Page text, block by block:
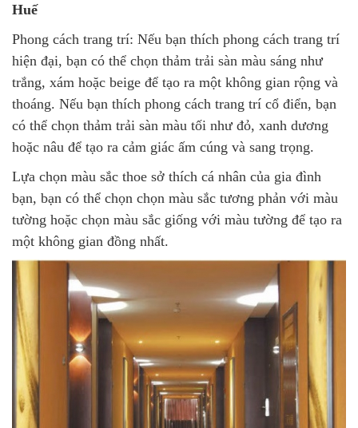
Huế
Phong cách trang trí: Nếu bạn thích phong cách trang trí
hiện đại, bạn có thể chọn thảm trải sàn màu sáng như
trắng, xám hoặc beige để tạo ra một không gian rộng và
thoáng. Nếu bạn thích phong cách trang trí cổ điển, bạn
có thể chọn thảm trải sàn màu tối như đỏ, xanh dương
hoặc nâu để tạo ra cảm giác ấm cúng và sang trọng.
Lựa chọn màu sắc thoe sở thích cá nhân của gia đình
bạn, bạn có thể chọn chọn màu sắc tương phản với màu
tường hoặc chọn màu sắc giống với màu tường để tạo ra
một không gian đồng nhất.